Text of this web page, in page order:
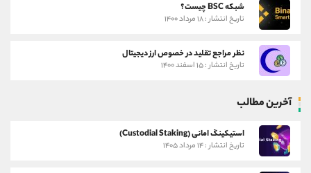
شبکه BSC چیست؟
تاریخ انتشار : ۱۸ مرداد ۱۴۰۰
نظر مراجع تقلید در خصوص ارز دیجیتال
تاریخ انتشار : ۱۵ اسفند ۱۴۰۰
آخرین مطالب
استیکینگ امانی (Custodial Staking)
تاریخ انتشار : ۱۴ مرداد ۱۴۰۵